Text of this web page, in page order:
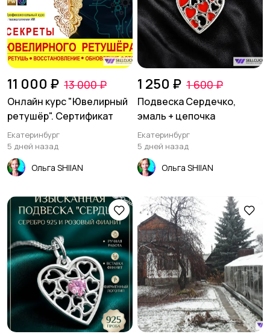
11 000 ₽ 13 000 ₽
Онлайн курс "Ювелирный
ретушёр". Сертификат
Екатеринбург
5 дней назад
Ольга SHIIAN
1 250 ₽ 1 600 ₽
Подвеска Сердечко,
эмаль + цепочка
Екатеринбург
5 дней назад
Ольга SHIIAN